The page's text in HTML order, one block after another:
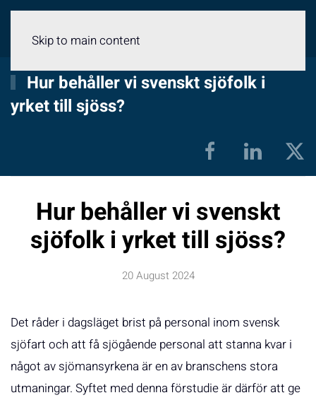
Skip to main content
Hur behåller vi svenskt sjöfolk i
yrket till sjöss?
Hur behåller vi svenskt
sjöfolk i yrket till sjöss?
20 August 2024
Det råder i dagsläget brist på personal inom svensk
sjöfart och att få sjögående personal att stanna kvar i
något av sjömansyrkena är en av branschens stora
utmaningar. Syftet med denna förstudie är därför att ge